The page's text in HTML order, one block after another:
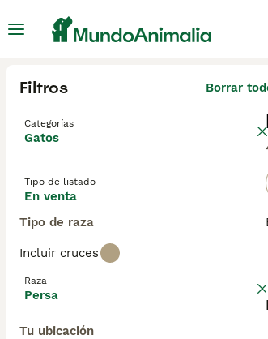
Filtros Borrar
Categorías
Gatos
Tipo de listado
En venta
Tipo de raza
Incluir cruces
Raza
Persa
Tu ubicación